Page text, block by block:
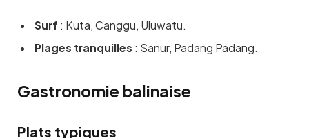
Surf : Kuta, Canggu, Uluwatu.
Plages tranquilles : Sanur, Padang Padang.
Gastronomie balinaise
Plats typiques